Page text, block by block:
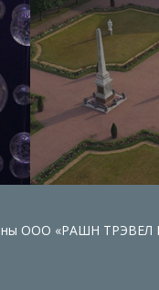
ООО «РАШН ТРЭВЕЛ